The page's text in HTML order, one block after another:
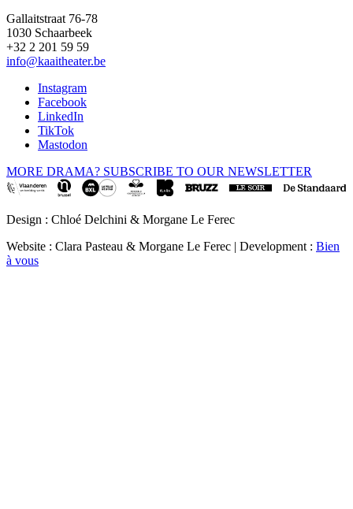
Gallaitstraat 76-78
1030 Schaarbeek
+32 2 201 59 59
info@kaaitheater.be
Instagram
Facebook
LinkedIn
TikTok
Mastodon
MORE DRAMA? SUBSCRIBE TO OUR NEWSLETTER
Design : Chloé Delchini & Morgane Le Ferec
Website : Clara Pasteau & Morgane Le Ferec | Development : Bien
à vous